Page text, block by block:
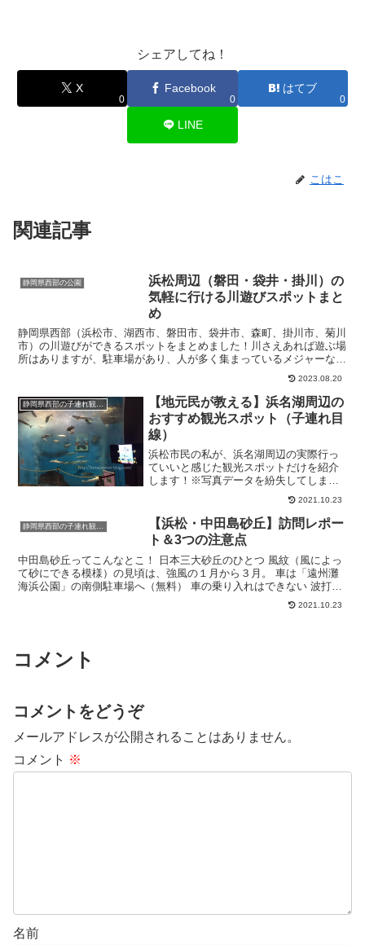
シェアしてね！
X
0
Facebook
0
はてブ
0
LINE
こはこ
関連記事
静岡県西部の公園
浜松周辺（磐田・袋井・掛川）の
気軽に行ける川遊びスポットまと
め
静岡県西部（浜松市、湖西市、磐田市、袋井市、森町、掛川市、菊川
市）の川遊びができるスポットをまとめました！川さえあれば遊ぶ場
所はありますが、駐車場があり、人が多く集まっているメジャーなス
ポットを紹介します▼水遊びができる公園まとめはこちら静...2023.08.20
静岡県西部の子連れ観光スポット
【地元民が教える】浜名湖周辺の
おすすめ観光スポット（子連れ目
線）
浜松市民の私が、浜名湖周辺の実際行っ
ていいと感じた観光スポットだけを紹介
します！※写真データを紛失してしまっ
たものはインスタを引用させて頂きまし
た(;´∀｀)見つけ次第差し替えます。浜名
湖周辺のおすすめ観光スポット１．浜名
湖ガーデンパークこ...
2021.10.23
【浜松・中田島砂丘】訪問レポー
ト＆3つの注意点
中田島砂丘ってこんなとこ！ 日本三大砂丘のひとつ 風紋（風によっ
て砂にできる模様）の見頃は、強風の１月から３月。 車は「遠州灘
海浜公園」の南側駐車場へ（無料） 車の乗り入れはできない 波打ち
2021.10.23
コメント
コメントをどうぞ
メールアドレスが公開されることはありません。
コメント ※
名前